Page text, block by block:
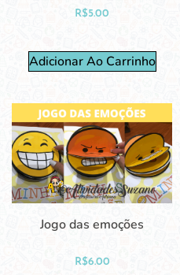
R$5.00
Adicionar Ao Carrinho
Jogo das emoções
R$6.00